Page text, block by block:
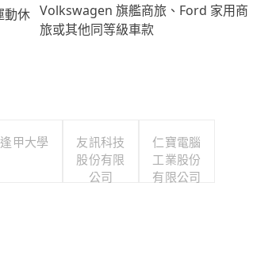
動休 Volkswagen 旗艦商旅、Ford 家用商
旅或其他同等級車款
逢甲大學
友訊科技
股份有限
公司
仁寶電腦
工業股份
有限公司